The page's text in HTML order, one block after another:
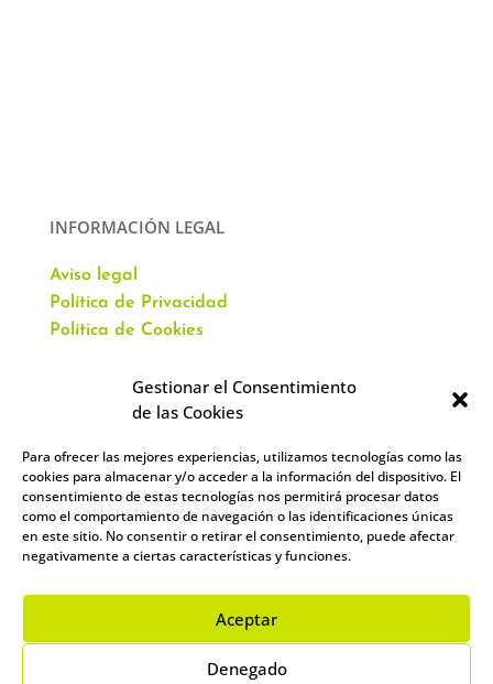
Gestionar el Consentimiento
de las Cookies
Para ofrecer las mejores experiencias, utilizamos tecnologías como las
cookies para almacenar y/o acceder a la información del dispositivo. El
consentimiento de estas tecnologías nos permitirá procesar datos
como el comportamiento de navegación o las identificaciones únicas
en este sitio. No consentir o retirar el consentimiento, puede afectar
negativamente a ciertas características y funciones.
Aceptar
Denegado
INFORMACIÓN LEGAL
Aviso legal
Política de Privacidad
Política de Cookies
CONTACTO
Av. Virgen del Val, 51
Alcalá de Henares,
info@academiacartablanca.es